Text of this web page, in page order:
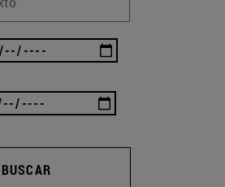
BUSCAR